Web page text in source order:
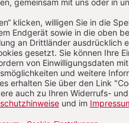
gilt auch für Jemen,
Libyen. Überall in
politische Probleme